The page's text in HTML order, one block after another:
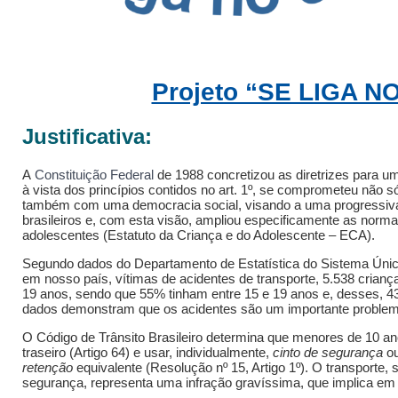
Projeto “SE LIGA
Justificativa:
A Constituição Federal de 1988 concretizou as diretrizes para
à vista dos princípios contidos no art. 1º, se comprometeu não
também com uma democracia social, visando a uma
brasileiros e, com esta visão, ampliou especificamente as
adolescentes (Estatuto da Criança e do Adolescente – ECA).
Segundo dados do Departamento de Estatística do Sistema
em nosso país, vítimas de acidentes de transporte, 5.538
19 anos, sendo que 55% tinham entre 15 e 19 anos e, desses,
dados demonstram que os acidentes são um importante
O Código de Trânsito Brasileiro determina que menores de 10
traseiro (Artigo 64) e usar, individualmente, cinto de segurança
retenção equivalente (Resolução nº 15, Artigo 1º). O
segurança, representa uma infração gravíssima, que implica